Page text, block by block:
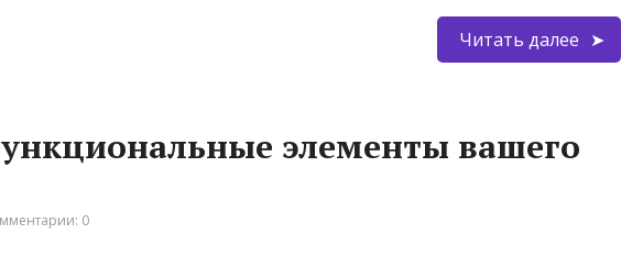
Читать далее
элементы вашего
0